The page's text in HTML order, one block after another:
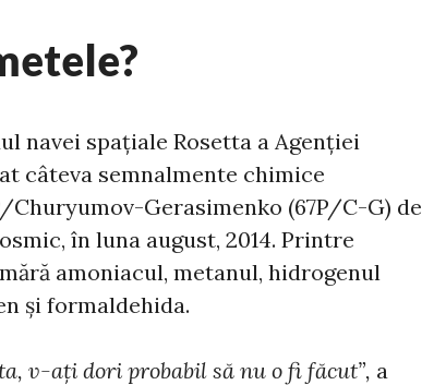
navei spațiale Rosetta a Agenției
câteva semnalmente chimice
Gerasimenko (67P/C-G) de
în luna august, 2014. Printre
amoniacul, metanul, hidrogenul
și formaldehida.
v-ați dori probabil să nu o fi făcut”, a